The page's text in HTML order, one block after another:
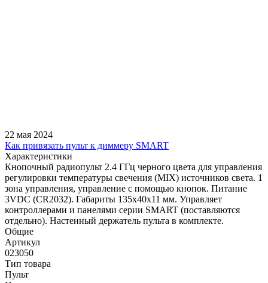
22 мая 2024
Как привязать пульт к диммеру SMART
Характеристики
Кнопочный радиопульт 2.4 ГГц черного цвета для управления
регулировки температуры свечения (MIX) источников света. 1
зона управления, управление с помощью кнопок. Питание
3VDC (CR2032). Габариты 135x40x11 мм. Управляет
контроллерами и панелями серии SMART (поставляются
отдельно). Настенный держатель пульта в комплекте.
Общие
Артикул
023050
Тип товара
Пульт